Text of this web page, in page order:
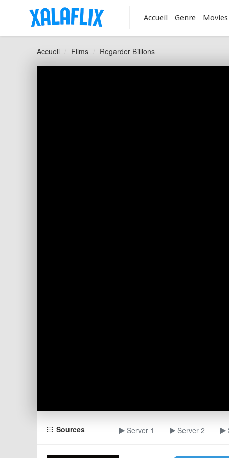
Accueil Genre Movies
Accueil Films Regarder Billions
Sources Server 1 Server 2